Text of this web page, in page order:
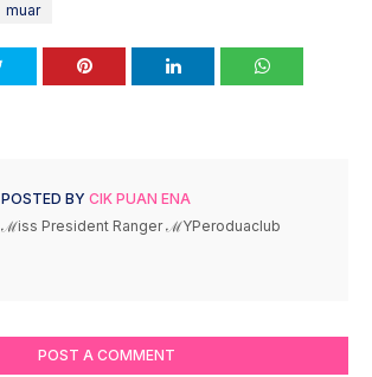
muar
POSTED BY CIK PUAN ENA
ℳiss President Ranger ℳYPeroduaclub
POST A COMMENT